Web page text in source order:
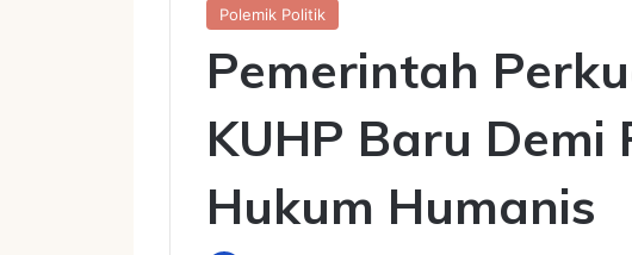
Polemik Politik
Pemerintah
KUHP Baru Demi
Hukum Humanis